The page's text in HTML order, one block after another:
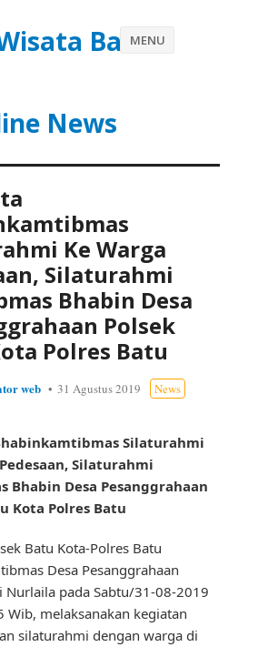
Batu
News
MENU
Ke Warga
Silaturahmi
Bhabin Desa
Polsek
Polres Batu
web 31 Agustus 2019 News
Silaturahmi
Silaturahmi
Bhabin Desa Pesanggrahaan
Kota Polres Batu
Batu Kota-Polres Batu
Desa Pesanggrahaan
Nurlaila pada Sabtu/31-08-2019
Wib, melaksanakan kegiatan
silaturahmi dengan warga di